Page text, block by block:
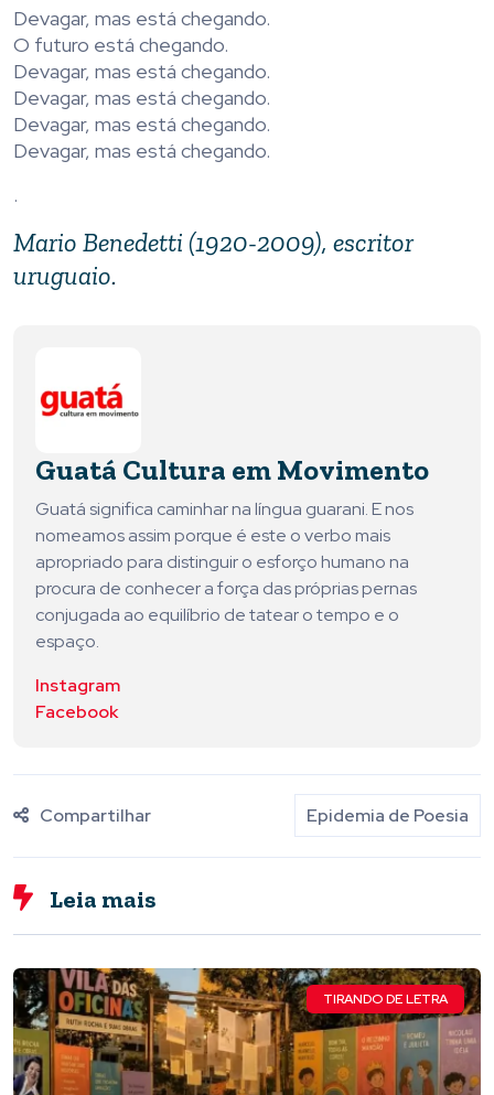
Devagar, mas está chegando.
O futuro está chegando.
Devagar, mas está chegando.
Devagar, mas está chegando.
Devagar, mas está chegando.
Devagar, mas está chegando.
.
Mario Benedetti (1920-2009), escritor
uruguaio.
Guatá Cultura em Movimento
Guatá significa caminhar na língua guarani. E nos
nomeamos assim porque é este o verbo mais
apropriado para distinguir o esforço humano na
procura de conhecer a força das próprias pernas
conjugada ao equilíbrio de tatear o tempo e o
espaço.
Instagram
Facebook
Compartilhar Epidemia de Poesia
Leia mais
TIRANDO DE LETRA